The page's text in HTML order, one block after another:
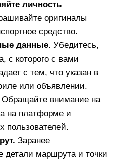
личность
оригиналы
средство.
данные. Убедитесь,
с которого с вами
с тем, что указан в
или объявлении.
Обращайте внимание на
на платформе и
пользователей.
Заранее
детали маршрута и точки